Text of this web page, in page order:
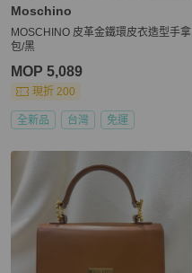
Moschino
MOSCHINO 皮革金鐵環皮衣造型手拿
包/黑
MOP 5,089
現折 200
全新品 台灣 免運